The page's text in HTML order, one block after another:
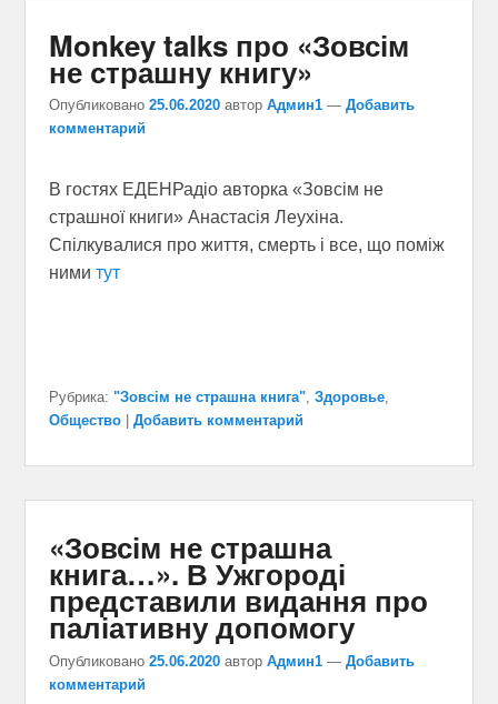
Monkey talks про «Зовсім
не страшну книгу»
Опубликовано 25.06.2020 автор Админ1 — Добавить
комментарий
В гостях ЕДЕНРадіо авторка «Зовсім не
страшної книги» Анастасія Леухіна.
Спілкувалися про життя, смерть і все, що поміж
ними тут
Рубрика: "Зовсім не страшна книга", Здоровье,
Общество
Добавить комментарий
«Зовсім не страшна
книга…». В Ужгороді
представили видання про
паліативну допомогу
Опубликовано 25.06.2020 автор Админ1 — Добавить
комментарий